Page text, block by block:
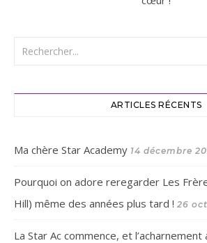
ARTICLES RÉCENTS
Ma chère Star Academy 14 décembre
Pourquoi on adore reregarder Les
Hill) même des années plus tard ! 26
La Star Ac commence, et l’acharnement